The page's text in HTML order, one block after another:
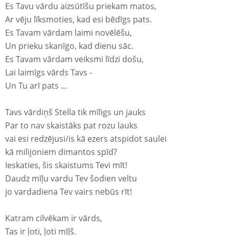
Es Tavu vārdu aizsūtīšu priekam matos,
Ar vēju līksmoties, kad esi bēdīgs pats.
Es Tavam vārdam laimi novēlēšu,
Un prieku skanīgo, kad dienu sāc.
Es Tavam vārdam veiksmi līdzi došu,
Lai laimīgs vārds Tavs -
Un Tu arī pats ...
Tavs vārdiņš Stella tik mīligs un jauks
Par to nav skaistāks pat rozu lauks
vai esi redzējusi/is kā ezers atspidot saulei
kā milijoniem dimantos spīd?
Ieskaties, šis skaistums Tevi mīt!
Daudz mīļu vardu Tev šodien veltu
jo vardadiena Tev vairs nebūs rīt!
Katram cilvēkam ir vārds,
Tas ir ļoti, ļoti mīļš.